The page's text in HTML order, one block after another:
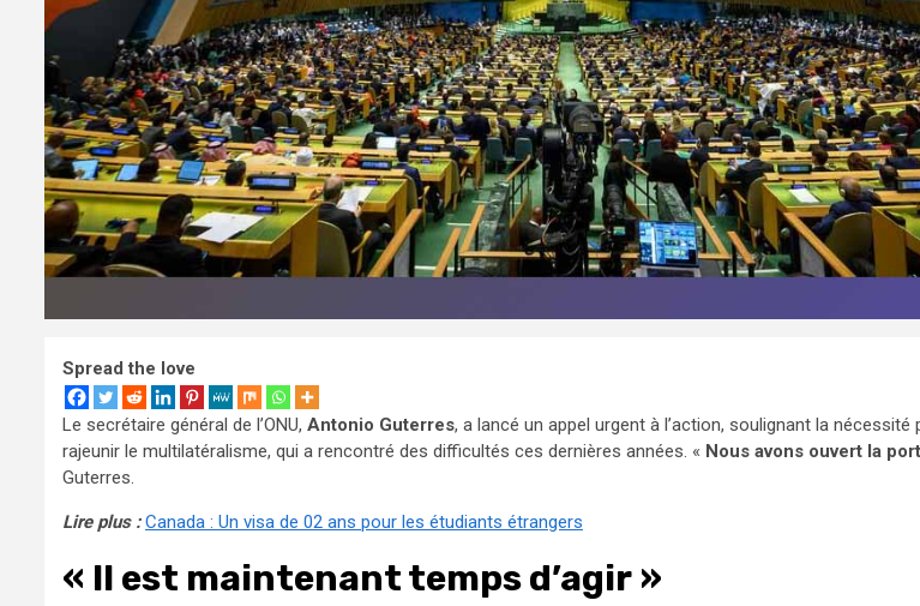
Spread the love
Le secrétaire général de l’ONU, Antonio Guterres, a lancé un appel urgent à l’action, soulignant la nécessité
rajeunir le multilatéralisme, qui a rencontré des difficultés ces dernières années. « Nous avons ouvert la
Guterres.
Lire plus :Canada : Un visa de 02 ans pour les étudiants étrangers
« Il est maintenant temps d’agir »